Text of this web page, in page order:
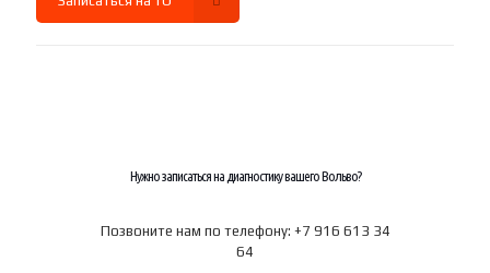
Нужно записаться на диагностику вашего Вольво?
Позвоните нам по телефону: +7 916 613 34
64